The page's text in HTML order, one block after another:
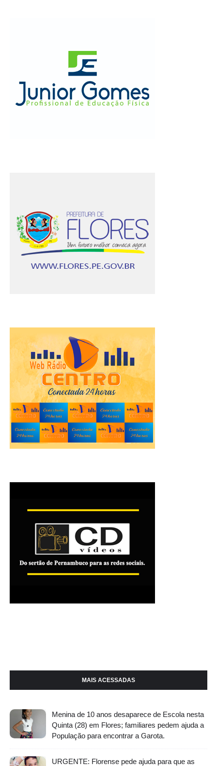
MAIS ACESSADAS
Menina de 10 anos desaparece de Escola nesta
Quinta (28) em Flores; familiares pedem ajuda a
População para encontrar a Garota.
URGENTE: Florense pede ajuda para que as